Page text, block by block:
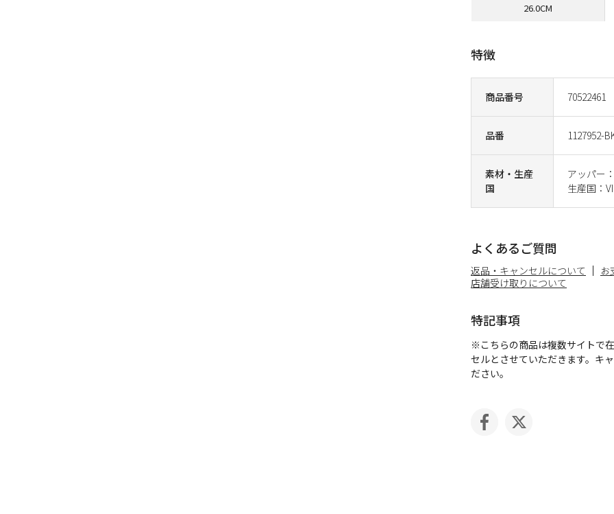
商品番号 70522461
品番 1127952-
素材・生産
国
アッパー
生産国：
特徴
よくあるご質問
返品・キャンセルについて
お
店舗受け取りについて
特記事項
※こちらの商品は複数サイトで
セルとさせていただきます。キ
ださい。
26.0CM